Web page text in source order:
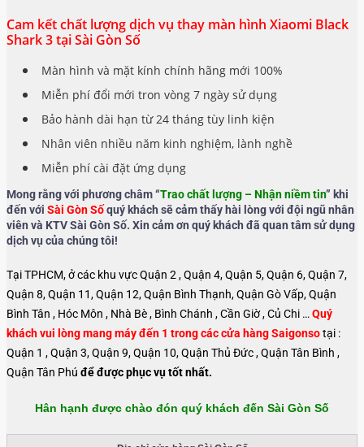
Cam kết chất lượng dịch vụ thay màn hình Xiaomi Black
Shark 3 tại Sài Gòn Số
Màn hình và mặt kính chính hãng mới 100%
Miễn phí đổi mới tron vòng 7 ngày sử dụng
Bảo hành dài hạn từ 24 tháng tùy linh kiện
Nhân viên nhiều năm kinh nghiệm, lành nghề
Miễn phí cài đặt ứng dụng
Mong rằng với phương châm “Trao chất lượng – Nhận niềm tin” khi
đến với Sài Gòn Sốquý khách sẽ cảm thấy hài lòng với đội ngũ nhân
viên và KTV Sài Gòn Số. Xin cảm ơn quý khách đã quan tâm sử dụng
dịch vụ của chúng tôi!
Tại TPHCM, ở các khu vực Quận 2 , Quận 4, Quận 5, Quận 6, Quận 7,
Quận 8, Quận 11, Quận 12, Quận Bình Thạnh, Quận Gò Vấp, Quận
Bình Tân , Hóc Môn , Nhà Bè , Bình Chánh , Cần Giờ , Củ Chi … Quý
khách vui lòng mang máy đến 1 trong các cửa hàng Saigonsotại :
Quận 1 , Quận 3, Quận 9, Quận 10, Quận Thủ Đức , Quận Tân Bình ,
Quận Tân Phú để được phục vụ tốt nhất.
Hân hạnh được chào đón quý khách đến Sài Gòn Số